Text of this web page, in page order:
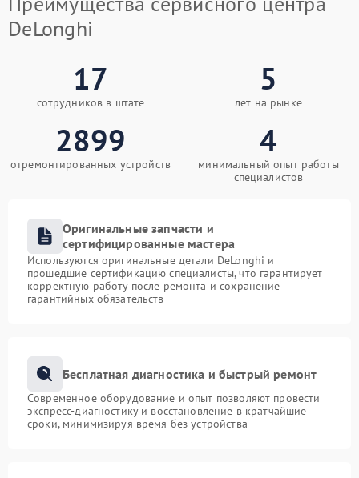
DeLonghi
17
сотрудников в штате
5
лет на рынке
2899
отремонтированных устройств
4
минимальный опыт работы
специалистов
Оригинальные запчасти и
сертифицированные мастера
Используются оригинальные детали DeLonghi и
прошедшие сертификацию специалисты, что гарантирует
корректную работу после ремонта и сохранение
гарантийных обязательств
Бесплатная диагностика и быстрый ремонт
Современное оборудование и опыт позволяют провести
экспресс-диагностику и восстановление в кратчайшие
сроки, минимизируя время без устройства